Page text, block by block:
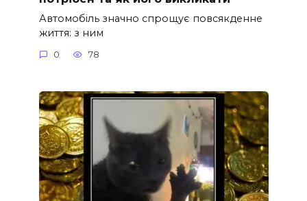
Автомобіль значно спрощує повсякденне
життя: з ним
0 78